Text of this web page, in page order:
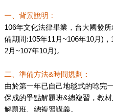
一、背景說明：
106年文化法律畢業，台大國發
備期間:105年11月~106年10月)
2月~107年10月)。
二、準備方法&時間規劃：
由於第一年已自己地毯式的唸完
保成的爭點解題班&總複習，教
解題班、總複習講義。